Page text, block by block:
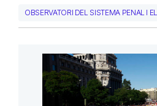
OBSERVATORI DEL SISTEMA PENAL I